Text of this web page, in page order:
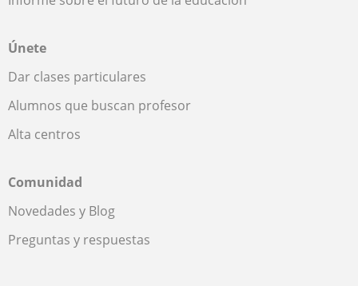
Únete
Dar clases particulares
Alumnos que buscan profesor
Alta centros
Comunidad
Novedades y Blog
Preguntas y respuestas